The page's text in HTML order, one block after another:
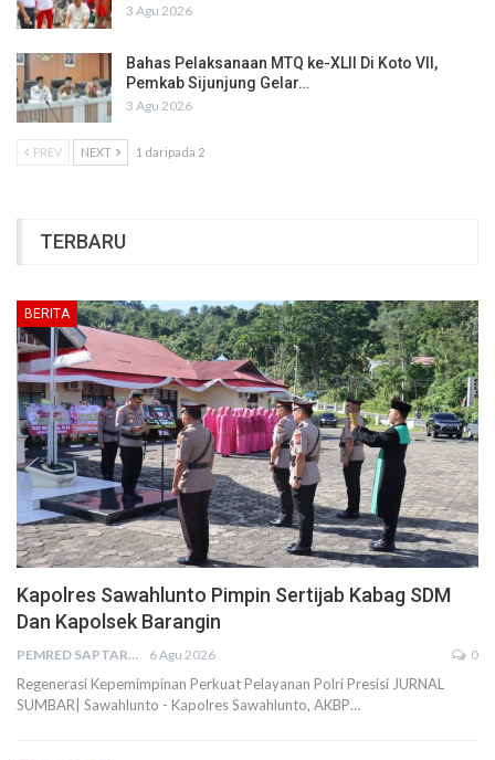
3 Agu 2026
Bahas Pelaksanaan MTQ ke-XLII Di Koto VII,
Pemkab Sijunjung Gelar…
3 Agu 2026
PREV NEXT 1 daripada 2
TERBARU
BERITA
Kapolres Sawahlunto Pimpin Sertijab Kabag SDM
Dan Kapolsek Barangin
PEMRED SAPTARIUS 6 Agu 2026 0
Regenerasi Kepemimpinan Perkuat Pelayanan Polri Presisi JURNAL
SUMBAR| Sawahlunto - Kapolres Sawahlunto, AKBP…